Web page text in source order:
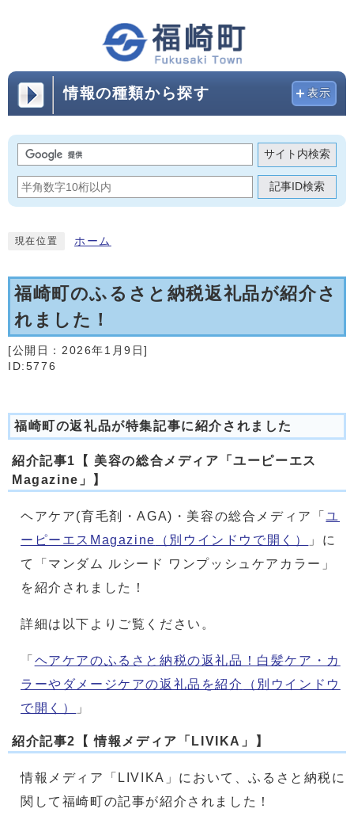
情報の種類から探す 表示
サイト内検索
記事ID検索
現在位置 ホーム
福崎町のふるさと納税返礼品が紹介さ
れました！
[公開日： 2026年1月9日]
ID:5776
福崎町の返礼品が特集記事に紹介されました
紹介記事1【 美容の総合メディア「ユーピーエス
Magazine」】
ヘアケア(育毛剤・AGA)・美容の総合メディア「ユ
ーピーエスMagazine
（別ウインドウで開く）
」に
て「マンダム ルシード ワンプッシュケアカラー」
を紹介されました！
詳細は以下よりご覧ください。
「 ヘアケアのふるさと納税の返礼品！白髪ケア・カ
ラーやダメージケアの返礼品を紹介
（別ウインドウ
で開く）
」
紹介記事2【 情報メディア「LIVIKA」】
情報メディア「LIVIKA」において、ふるさと納税に
関して福崎町の記事が紹介されました！